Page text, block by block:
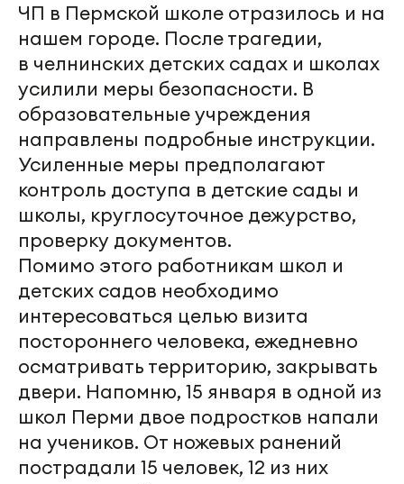
ЧП в Пермской школе отразилось и на
нашем городе. После трагедии,
в челнинских детских садах и школах
усилили меры безопасности. В
образовательные учреждения
направлены подробные инструкции.
Усиленные меры предполагают
контроль доступа в детские сады и
школы, круглосуточное дежурство,
проверку документов.
Помимо этого работникам школ и
детских садов необходимо
интересоваться целью визита
постороннего человека, ежедневно
осматривать территорию, закрывать
двери. Напомню, 15 января в одной из
школ Перми двое подростков напали
на учеников. От ножевых ранений
пострадали 15 человек, 12 из них